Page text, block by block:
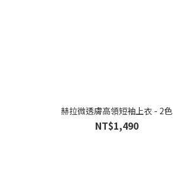
赫拉微透膚高領短袖上衣 - 2色
NT$1,490